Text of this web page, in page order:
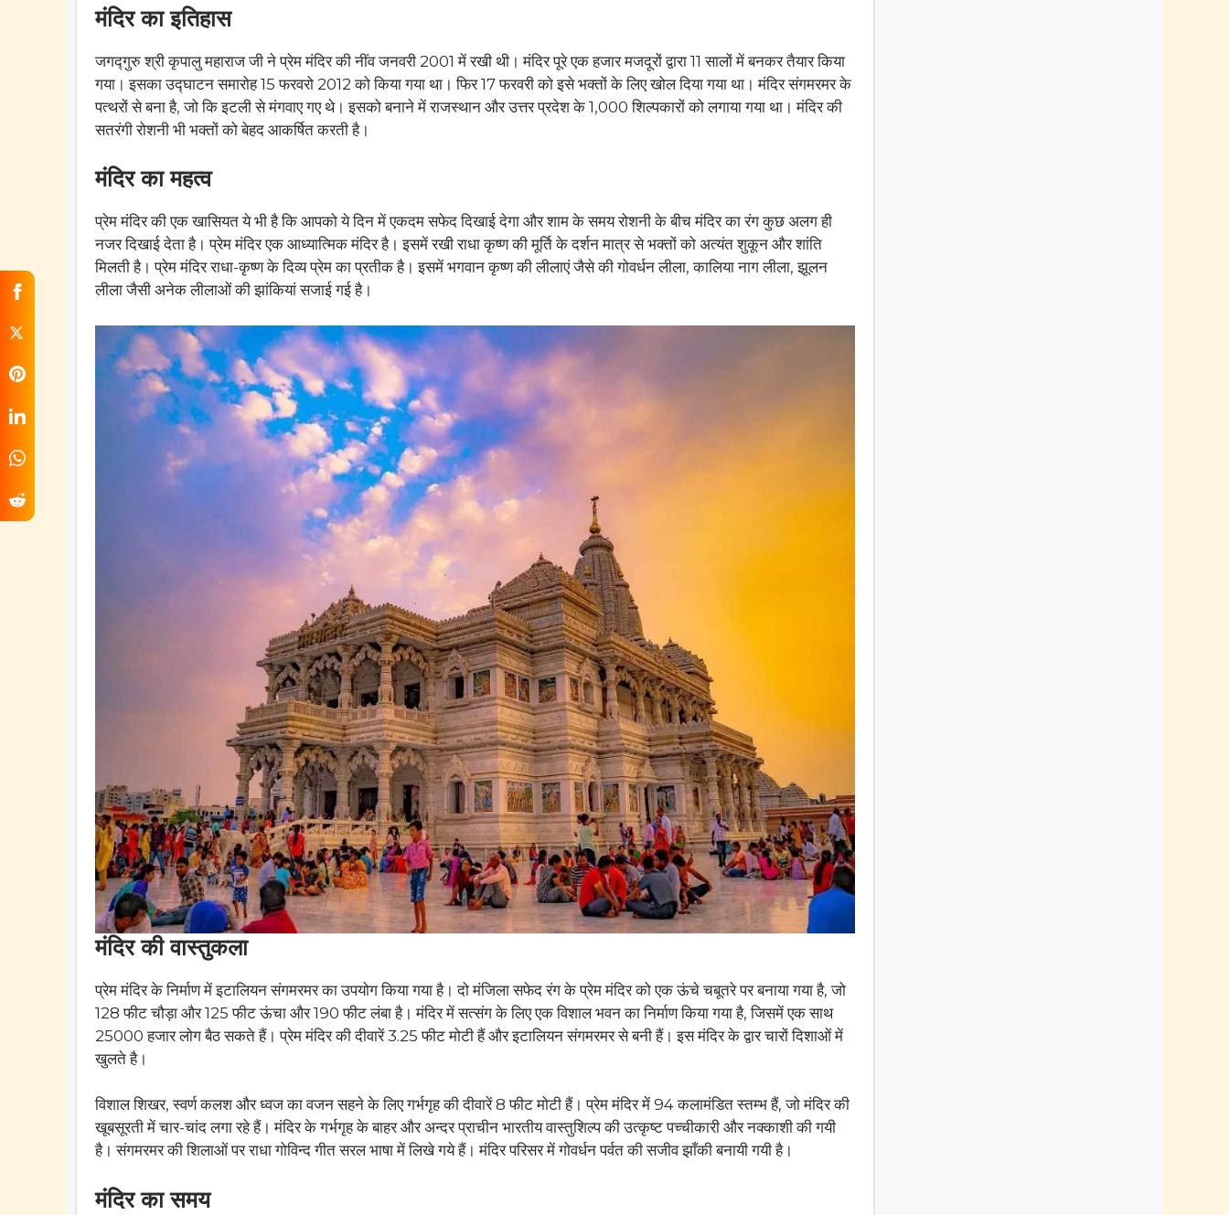
मंदिर का इतिहास
जगद्गुरु श्री कृपालु महाराज जी ने प्रेम मंदिर की नींव जनवरी 2001 में रखी थी। मंदिर पूरे एक हजार मजदूरों द्वारा 11 सालों में बनकर तैयार किया
गया। इसका उद्घाटन समारोह 15 फरवरो 2012 को किया गया था। फिर 17 फरवरी को इसे भक्तों के लिए खोल दिया गया था। मंदिर संगमरमर के
पत्थरों से बना है, जो कि इटली से मंगवाए गए थे। इसको बनाने में राजस्थान और उत्तर प्रदेश के 1,000 शिल्पकारों को लगाया गया था। मंदिर की
सतरंगी रोशनी भी भक्तों को बेहद आकर्षित करती है।
मंदिर का महत्व
प्रेम मंदिर की एक खासियत ये भी है कि आपको ये दिन में एकदम सफेद दिखाई देगा और शाम के समय रोशनी के बीच मंदिर का रंग कुछ अलग ही
नजर दिखाई देता है। प्रेम मंदिर एक आध्यात्मिक मंदिर है। इसमें रखी राधा कृष्ण की मूर्ति के दर्शन मात्र से भक्तों को अत्यंत शुकून और शांति
मिलती है। प्रेम मंदिर राधा-कृष्ण के दिव्य प्रेम का प्रतीक है। इसमें भगवान कृष्ण की लीलाएं जैसे की गोवर्धन लीला, कालिया नाग लीला, झूलन
लीला जैसी अनेक लीलाओं की झांकियां सजाई गई है।
मंदिर की वास्तुकला
प्रेम मंदिर के निर्माण में इटालियन संगमरमर का उपयोग किया गया है। दो मंजिला सफेद रंग के प्रेम मंदिर को एक ऊंचे चबूतरे पर बनाया गया है, जो
128 फीट चौड़ा और 125 फीट ऊंचा और 190 फीट लंबा है। मंदिर में सत्संग के लिए एक विशाल भवन का निर्माण किया गया है, जिसमें एक साथ
25000 हजार लोग बैठ सकते हैं। प्रेम मंदिर की दीवारें 3.25 फीट मोटी हैं और इटालियन संगमरमर से बनी हैं। इस मंदिर के द्वार चारों दिशाओं में
खुलते है।
विशाल शिखर, स्वर्ण कलश और ध्वज का वजन सहने के लिए गर्भगृह की दीवारें 8 फीट मोटी हैं। प्रेम मंदिर में 94 कलामंडित स्तम्भ हैं, जो मंदिर की
खूबसूरती में चार-चांद लगा रहे हैं। मंदिर के गर्भगृह के बाहर और अन्दर प्राचीन भारतीय वास्तुशिल्प की उत्कृष्ट पच्चीकारी और नक्काशी की गयी
है। संगमरमर की शिलाओं पर राधा गोविन्द गीत सरल भाषा में लिखे गये हैं। मंदिर परिसर में गोवर्धन पर्वत की सजीव झाँकी बनायी गयी है।
मंदिर का समय